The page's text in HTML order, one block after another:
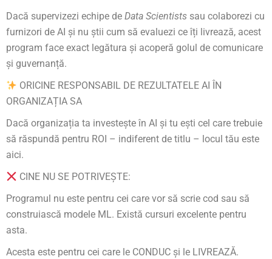
Dacă supervizezi echipe de Data Scientists sau colaborezi cu
furnizori de AI și nu știi cum să evaluezi ce îți livrează, acest
program face exact legătura și acoperă golul de comunicare
și guvernanță.
ORICINE RESPONSABIL DE REZULTATELE AI ÎN
ORGANIZAȚIA SA
Dacă organizația ta investește în AI și tu ești cel care trebuie
să răspundă pentru ROI – indiferent de titlu – locul tău este
aici.
CINE NU SE POTRIVEȘTE:
Programul nu este pentru cei care vor să scrie cod sau să
construiască modele ML. Există cursuri excelente pentru
asta.
Acesta este pentru cei care le CONDUC și le LIVREAZĂ.